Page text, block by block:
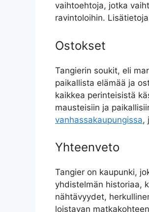
vaihtoehtoja, jotka
ravintoloihin.
Ostokset
Tangierin soukit, eli
paikallista elämää ja
kaikkea perinteisistä
mausteisiin ja
vanhassakaupungissa,
Yhteenveto
Tangier on kaupunki,
yhdistelmän historiaa,
nähtävyydet,
loistavan